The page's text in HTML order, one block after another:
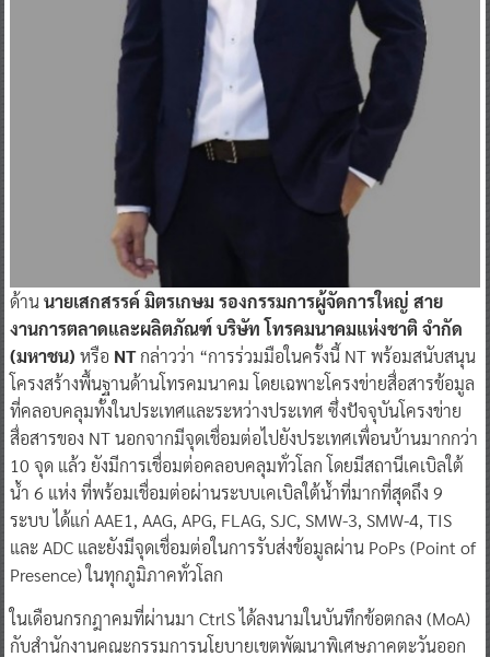
ด้านนายเสกสรรค์ มิตรเกษม รองกรรมการผู้จัดการใหญ่ สาย
งานการตลาดและผลิตภัณฑ์ บริษัท โทรคมนาคมแห่งชาติ จำกัด
(มหาชน) หรือ NTกล่าวว่า “การร่วมมือในครั้งนี้ NT พร้อมสนับสนุน
โครงสร้างพื้นฐานด้านโทรคมนาคม โดยเฉพาะโครงข่ายสื่อสารข้อมูล
ที่คลอบคลุมทั้งในประเทศและระหว่างประเทศ ซึ่งปัจจุบันโครงข่าย
สื่อสารของ NT นอกจากมีจุดเชื่อมต่อไปยังประเทศเพื่อนบ้านมากกว่า
10 จุด แล้ว ยังมีการเชื่อมต่อคลอบคลุมทั่วโลก โดยมีสถานีเคเบิลใต้
น้ำ 6 แห่ง ที่พร้อมเชื่อมต่อผ่านระบบเคเบิลใต้น้ำที่มากที่สุดถึง 9
ระบบ ได้แก่ AAE1, AAG, APG, FLAG, SJC, SMW-3, SMW-4, TIS
และ ADC และยังมีจุดเชื่อมต่อในการรับส่งข้อมูลผ่าน PoPs (Point of
Presence) ในทุกภูมิภาคทั่วโลก
ในเดือนกรกฎาคมที่ผ่านมา CtrlS ได้ลงนามในบันทึกข้อตกลง (MoA)
กับสำนักงานคณะกรรมการนโยบายเขตพัฒนาพิเศษภาคตะวันออก